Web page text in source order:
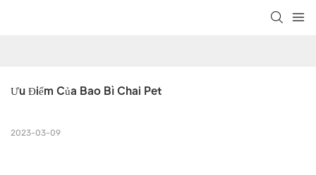
Ưu Điểm Của Bao Bì Chai Pet
2023-03-09